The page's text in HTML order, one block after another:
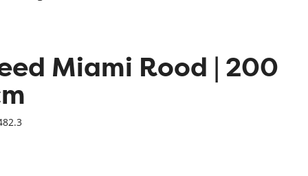
Overig
Accessoires
Miami Rood | 200